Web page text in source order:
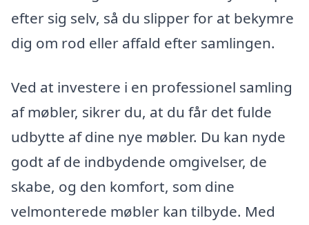
efter sig selv, så du slipper for at bekymre
dig om rod eller affald efter samlingen.
Ved at investere i en professionel samling
af møbler, sikrer du, at du får det fulde
udbytte af dine nye møbler. Du kan nyde
godt af de indbydende omgivelser, de
skabe, og den komfort, som dine
velmonterede møbler kan tilbyde. Med